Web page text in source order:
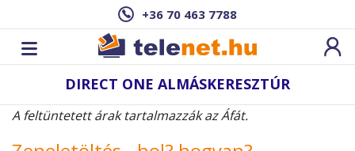
+36 70 463 7788
DIRECT ONE ALMÁSKERESZTÚR
A feltüntetett árak tartalmazzák az Áfát.